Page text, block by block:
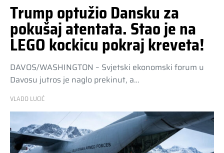
Trump optužio Dansku za
pokušaj atentata. Stao je na
LEGO kockicu pokraj kreveta!
DAVOS/WASHINGTON – Svjetski ekonomski forum u
Davosu jutros je naglo prekinut, a…
VLADO LUCIĆ